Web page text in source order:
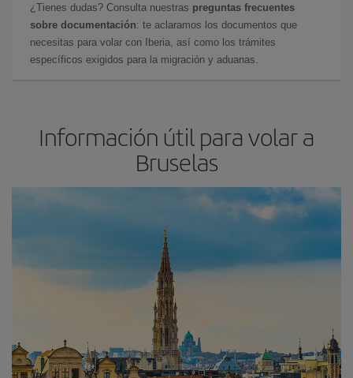
¿Tienes dudas? Consulta nuestras preguntas frecuentes
sobre documentación: te aclaramos los documentos que
necesitas para volar con Iberia, así como los trámites
específicos exigidos para la migración y aduanas.
Información útil para volar a
Bruselas